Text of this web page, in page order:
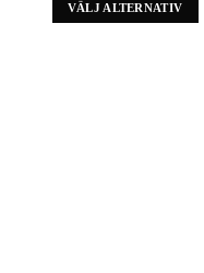
VÄLJ ALTERNATIV